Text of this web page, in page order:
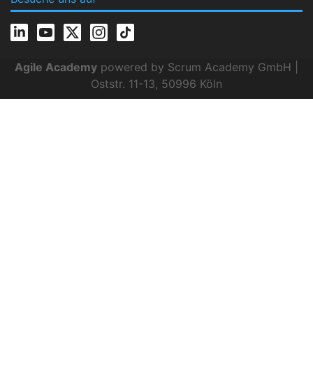
Agile Academy powered by Scrum Academy GmbH |
Oststr. 11-13, 50996 Köln